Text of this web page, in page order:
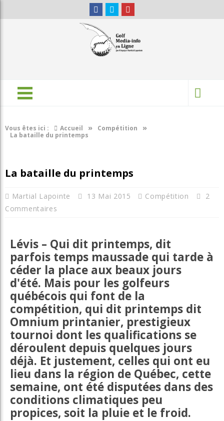
Vous êtes ici : Accueil » Compétition »
La bataille du printemps
La bataille du printemps
Martial Lapointe 13 Mai 2015 Compétition
2
Commentaires
Lévis – Qui dit printemps, dit
parfois temps maussade qui tarde à
céder la place aux beaux jours
d'été. Mais pour les golfeurs
québécois qui font de la
compétition, qui dit printemps dit
Omnium printanier, prestigieux
tournoi dont les qualifications se
déroulent depuis quelques jours
déjà. Et justement, celles qui ont eu
lieu dans la région de Québec, cette
semaine, ont été disputées dans des
conditions climatiques peu
propices, soit la pluie et le froid.